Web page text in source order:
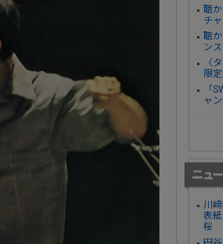
聴
チ
聴
ン
〈
限
「
ャ
川
表
桜